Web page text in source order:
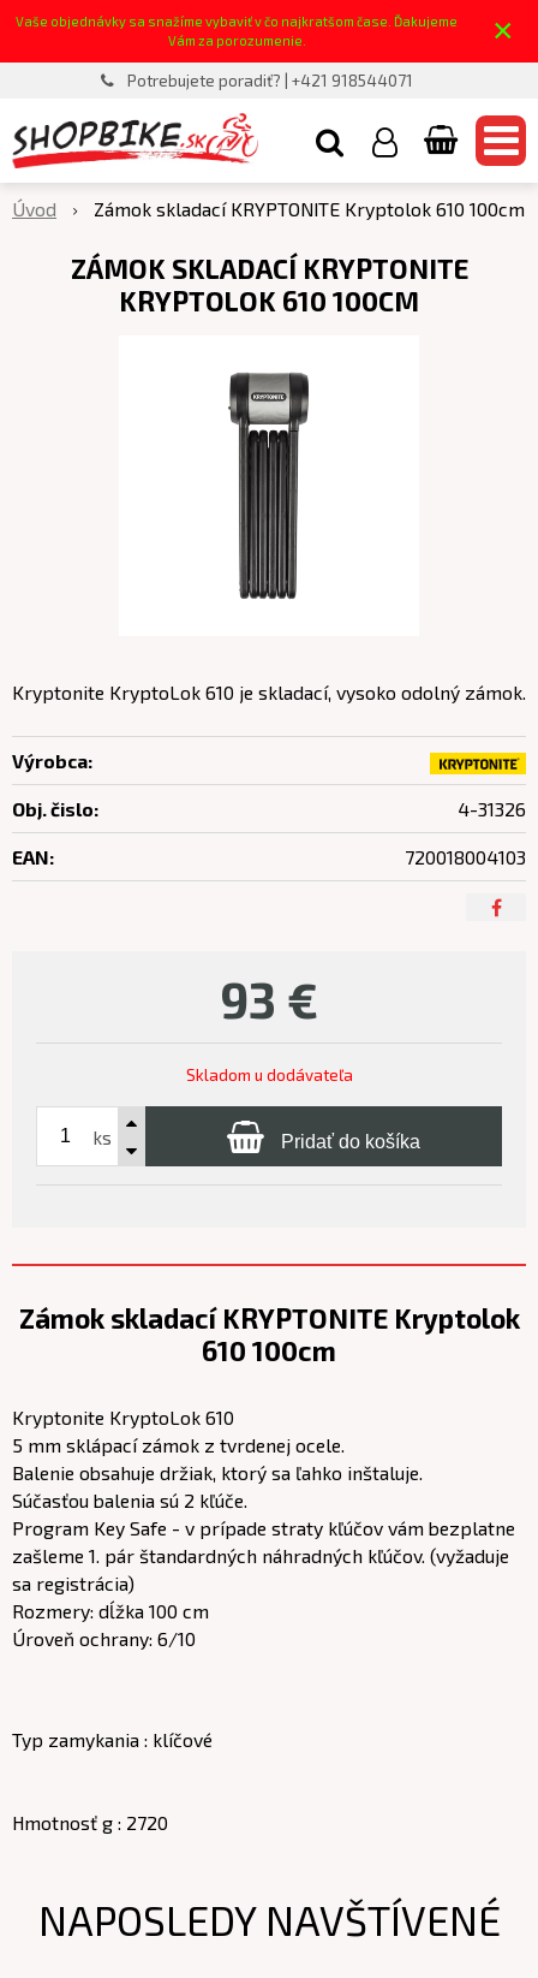
Vaše objednávky sa snažíme vybaviť v čo najkratšom čase. Ďakujeme
Vám za porozumenie.
×
Potrebujete poradiť? | +421 918544071
Úvod Zámok skladací KRYPTONITE Kryptolok 610 100cm
ZÁMOK SKLADACÍ KRYPTONITE
KRYPTOLOK 610 100CM
93 €
Skladom u dodávateľa
ks Pridať do košíka
Kryptonite KryptoLok 610 je skladací, vysoko odolný zámok.
Výrobca:
Obj. čislo: 4-31326
EAN: 720018004103
Zámok skladací KRYPTONITE Kryptolok
610 100cm
Kryptonite KryptoLok 610
5 mm sklápací zámok z tvrdenej ocele.
Balenie obsahuje držiak, ktorý sa ľahko inštaluje.
Súčasťou balenia sú 2 kľúče.
Program Key Safe - v prípade straty kľúčov vám bezplatne
zašleme 1. pár štandardných náhradných kľúčov. (vyžaduje
sa registrácia)
Rozmery: dĺžka 100 cm
Úroveň ochrany: 6/10
Typ zamykania : klíčové
Hmotnosť g : 2720
NAPOSLEDY NAVŠTÍVENÉ